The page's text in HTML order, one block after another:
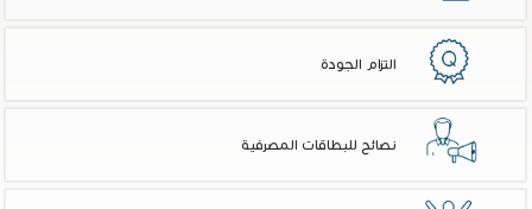
التزام الجودة
نصائح للبطاقات المصرفية